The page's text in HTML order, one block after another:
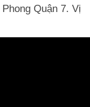
Quận 7. Vị